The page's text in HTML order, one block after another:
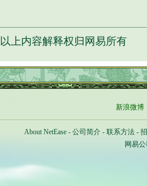
以上内容解释权归网易所有
新浪微博
About NetEase - 公司简介 - 联系方法 -
网易